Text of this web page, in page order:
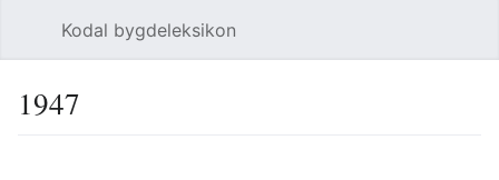
Kodal bygdeleksikon
1947